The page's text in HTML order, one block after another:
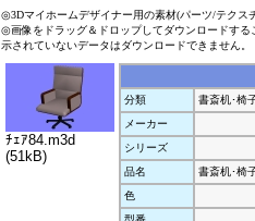
◎3Dマイホームデザイナー用の素材(パーツ/テクス
◎画像をドラッグ＆ドロップしてダウンロードす
示されていないデータはダウンロードできません。
ﾁｪｱ84.m3d
(51kB)
分類
書斎机･椅
メーカー
シリーズ
品名
書斎机･椅
色